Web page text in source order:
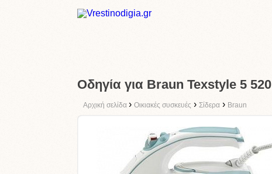
Οδηγία για Braun Texstyle 5 520
Αρχική σελίδα › Οικιακές συσκευές › Σίδερα › Braun